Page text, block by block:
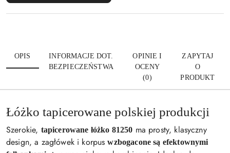
OPIS
INFORMACJE DOT.
BEZPIECZEŃSTWA
OPINIE I
OCENY
(0)
ZAPYTAJ
O
PRODUKT
Łóżko tapicerowane polskiej produkcji
Szerokie, tapicerowane łóżko 81250 ma prosty, klasyczny
design, a zagłówek i korpuswzbogacone są efektownymi